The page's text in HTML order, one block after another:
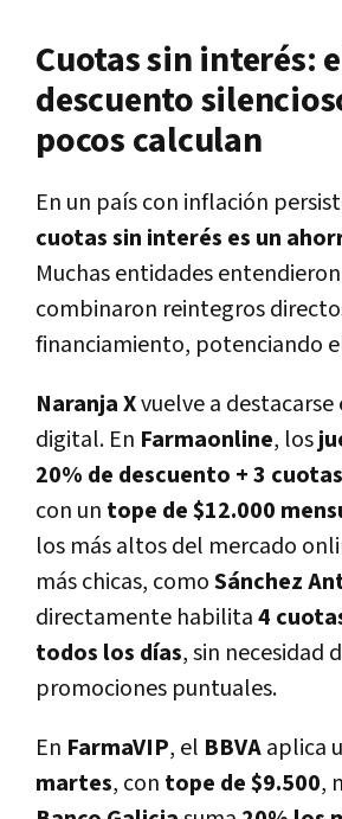
Cuotas sin interés:
descuento
pocos calculan
En un país con inflación
cuotas sin interés es un
Muchas entidades
combinaron reintegros
financiamiento, potenciando
Naranja Xvuelve a destacarse
digital. En Farmaonline, los
20% de descuento + 3
con un tope de $12.000
los más altos del mercado
más chicas, comoSánchez
directamente habilita4
todos los días, sin necesidad
promociones puntuales.
En FarmaVIP, el BBVAaplica
martes, con tope de $9.500,